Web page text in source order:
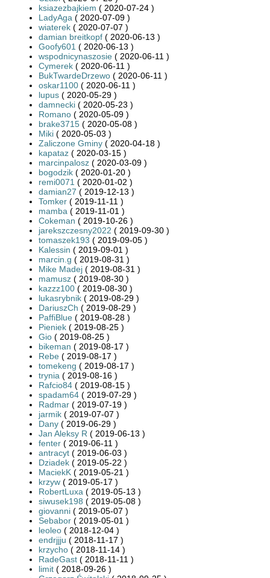
ksiazezbajkiem ( 2020-07-24 )
LadyAga ( 2020-07-09 )
wiaterek ( 2020-07-07 )
damian breitkopf ( 2020-06-13 )
Goofy601 ( 2020-06-13 )
wspodnicynaszosie ( 2020-06-11 )
Cymerek ( 2020-06-11 )
BukTwardeDrzewo ( 2020-06-11 )
oskar1100 ( 2020-06-11 )
lupus ( 2020-05-29 )
damnecki ( 2020-05-23 )
Romano ( 2020-05-09 )
brake3715 ( 2020-05-08 )
Miki ( 2020-05-03 )
Zaliczone Gminy ( 2020-04-18 )
kapataz ( 2020-03-15 )
marcinpalosz ( 2020-03-09 )
bogodzik ( 2020-01-20 )
remi0071 ( 2020-01-02 )
damian27 ( 2019-12-13 )
Tomker ( 2019-11-11 )
mamba ( 2019-11-01 )
Cokeman ( 2019-10-26 )
jarekszczesny2022 ( 2019-09-30 )
tomaszek193 ( 2019-09-05 )
Kalessin ( 2019-09-01 )
marcin.g ( 2019-08-31 )
Mike Madej ( 2019-08-31 )
mamusz ( 2019-08-30 )
kazzz100 ( 2019-08-30 )
lukasrybnik ( 2019-08-29 )
DariuszCh ( 2019-08-29 )
PaffiBlue ( 2019-08-28 )
Pieniek ( 2019-08-25 )
Gio ( 2019-08-25 )
bikeman ( 2019-08-17 )
Rebe ( 2019-08-17 )
tomekeng ( 2019-08-17 )
trynia ( 2019-08-16 )
Rafcio84 ( 2019-08-15 )
spadam64 ( 2019-07-29 )
Radmar ( 2019-07-19 )
jarmik ( 2019-07-07 )
Dany ( 2019-06-29 )
Jan Aleksy R ( 2019-06-13 )
fenter ( 2019-06-11 )
antracyt ( 2019-06-03 )
Dziadek ( 2019-05-22 )
MaciekK ( 2019-05-21 )
krzyw ( 2019-05-17 )
RobertLuxa ( 2019-05-13 )
siwusek198 ( 2019-05-08 )
giovanni ( 2019-05-07 )
Sebabor ( 2019-05-01 )
leoleo ( 2018-12-04 )
endrjjju ( 2018-11-17 )
krzycho ( 2018-11-14 )
RadeGast ( 2018-11-11 )
limit ( 2018-09-26 )